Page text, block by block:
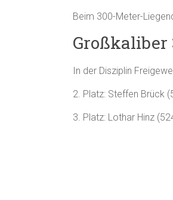
Beim 300-Meter-
Großkaliber
In der Disziplin
2. Platz: Steffen Brück
3. Platz: Lothar Hinz